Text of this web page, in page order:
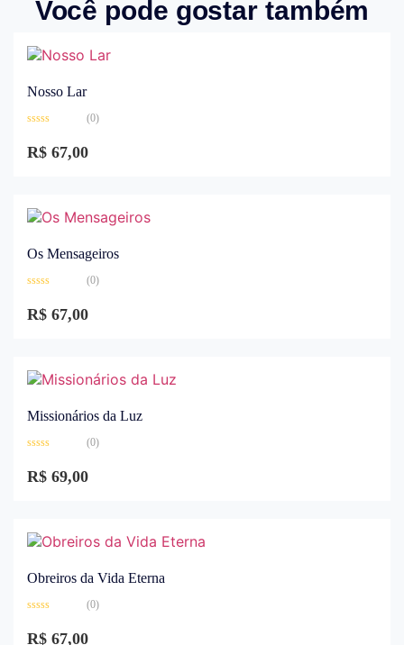
Você pode gostar também
Nosso Lar
0
de
(0)
R$ 67,00
Os Mensageiros
0
de
(0)
R$ 67,00
Missionários da Luz
0
de
(0)
R$ 69,00
Obreiros da Vida Eterna
0
de
(0)
R$ 67,00